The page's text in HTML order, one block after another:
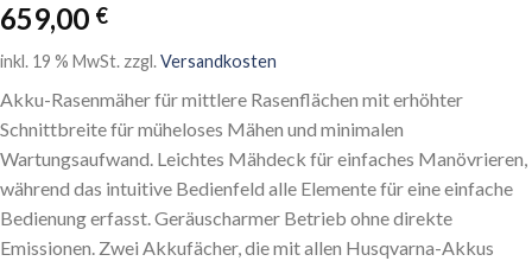
659,00 €
inkl. 19 % MwSt. zzgl.Versandkosten
Akku-Rasenmäher für mittlere Rasenflächen mit erhöhter
Schnittbreite für müheloses Mähen und minimalen
Wartungsaufwand. Leichtes Mähdeck für einfaches Manövrieren,
während das intuitive Bedienfeld alle Elemente für eine einfache
Bedienung erfasst. Geräuscharmer Betrieb ohne direkte
Emissionen. Zwei Akkufächer, die mit allen Husqvarna-Akkus